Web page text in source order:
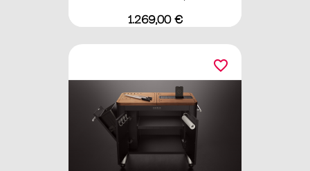
Preis
1.269,00 €
favorite_border